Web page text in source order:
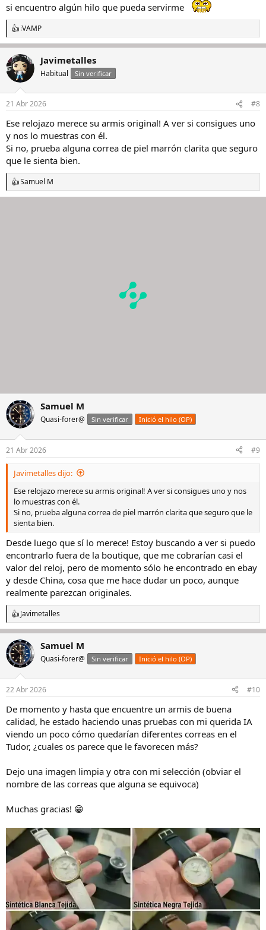
https://uhrforum.de/threads/aktuelle-tudor-prince-date-day-
modelle-76200-76213-76214.433228/page-
264https://uhrforum.de/threads/aktuelle-tudor-prince-date-day-
modelle-76200-76213-76214.433228/page-264
si encuentro algún hilo que pueda servirme
R
e
a
c
c
i
e
:
iVAMP
Javimetalles
Habitual Sin verificar
21 Abr 2026 #8
Ese relojazo merece su armis original! A ver si consigues uno
y nos lo muestras con él.
Si no, prueba alguna correa de piel marrón clarita que seguro
que le sienta bien.
R
e
Samuel M
Samuel M
Quasi-forer@ Sin verificar Inició el hilo (OP)
21 Abr 2026 #9
Javimetalles dijo:
Ese relojazo merece su armis original! A ver si consigues uno y nos
lo muestras con él.
Si no, prueba alguna correa de piel marrón clarita que seguro que le
sienta bien.
Desde luego que sí lo merece! Estoy buscando a ver si puedo
encontrarlo fuera de la boutique, que me cobrarían casi el
valor del reloj, pero de momento sólo he encontrado en ebay
y desde China, cosa que me hace dudar un poco, aunque
realmente parezcan originales.
R
e
c
c
i
e
:
Javimetalles
Samuel M
Quasi-forer@ Sin verificar Inició el hilo (OP)
22 Abr 2026 #10
De momento y hasta que encuentre un armis de buena
calidad, he estado haciendo unas pruebas con mi querida IA
viendo un poco cómo quedarían diferentes correas en el
Tudor, ¿cuales os parece que le favorecen más?
Dejo una imagen limpia y otra con mi selección (obviar el
nombre de las correas que alguna se equivoca)
Muchas gracias! 😁